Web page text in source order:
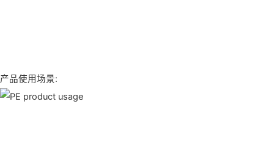
​产品使用场景: